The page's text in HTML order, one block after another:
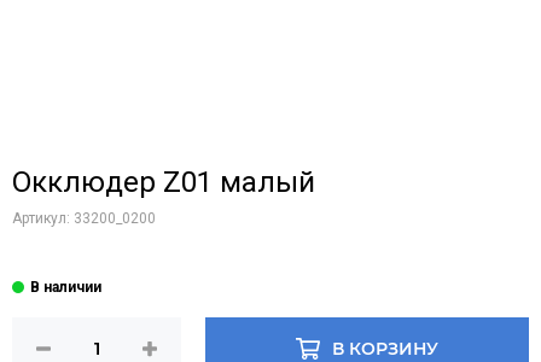
Окклюдер Z01 малый
Артикул: 33200_0200
В КОРЗИНУ